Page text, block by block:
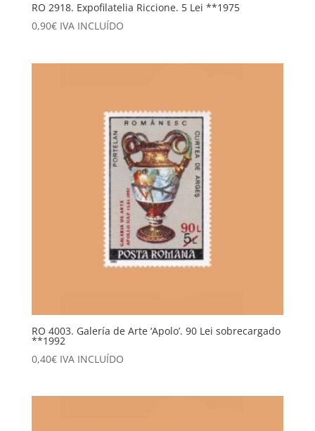
RO 2918. Expofilatelia Riccione. 5 Lei **1975
0,90€ IVA INCLUÍDO
RO 4003. Galería de Arte ‘Apolo’. 90 Lei sobrecargado
**1992
0,40€ IVA INCLUÍDO